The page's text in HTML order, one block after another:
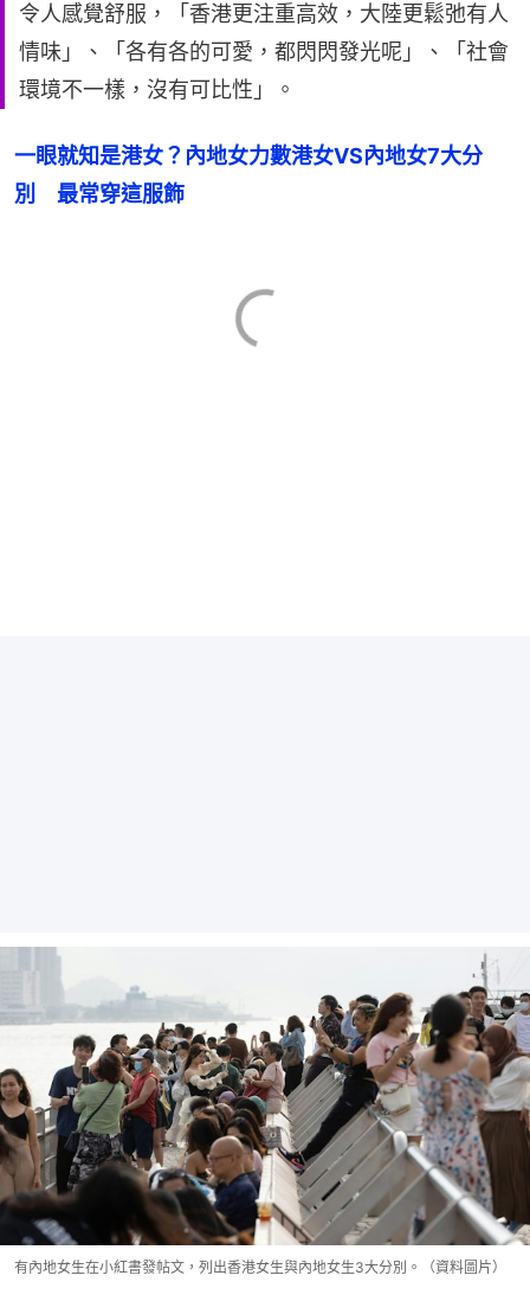
令人感覺舒服，「香港更注重高效，大陸更鬆弛有人
情味」、「各有各的可愛，都閃閃發光呢」、「社會
環境不一樣，沒有可比性」。
一眼就知是港女？內地女力數港女VS內地女7大分
別　最常穿這服飾
有內地女生在小紅書發帖文，列出香港女生與內地女生3大分別。（資料圖片）